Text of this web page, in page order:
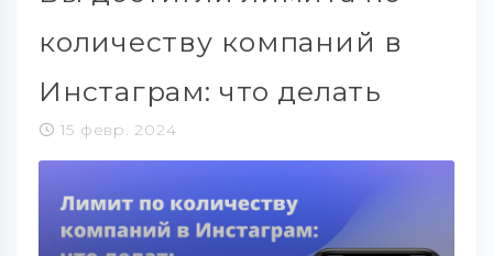
количеству компаний в
Инстаграм: что делать
15 февр. 2024